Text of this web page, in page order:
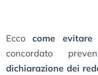
Eccocome
concordato
dichiarazione dei